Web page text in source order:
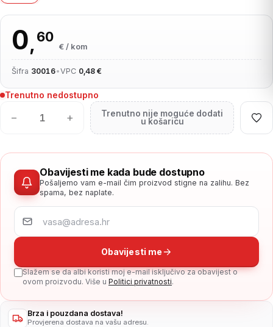
0,60
€ / kom
Šifra 30016•VPC 0,48 €
Trenutno nedostupno
− +
Trenutno nije moguće dodati
u košaricu
Obavijesti me kada bude dostupno
Pošaljemo vam e-mail čim proizvod stigne na zalihu. Bez
spama, bez naplate.
Obavijesti me
Slažem se da albi koristi moj e-mail isključivo za obavijest o
ovom proizvodu. Više u Politici privatnosti.
Brza i pouzdana dostava!
Provjerena dostava na vašu adresu.